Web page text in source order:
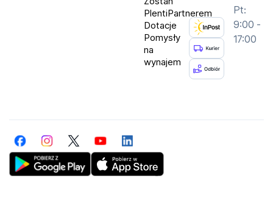
PlentiPartnerem
Dotacje
Pomysły
na
wynajem
Pt:
9:00 -
17:00
FacebookInstagramTwitterYouTubeLinkedIn